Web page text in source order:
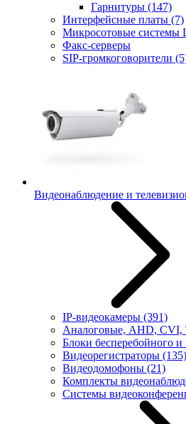
Гарнитуры (147)
Интерфейсные платы (7)
Микросотовые системы
Факс-серверы
SIP-громкоговорители
Видеонаблюдение и
IP-видеокамеры (391)
Аналоговые, AHD, CVI,
Блоки бесперебойного
Видеорегистраторы (135)
Видеодомофоны (21)
Комплекты
Системы